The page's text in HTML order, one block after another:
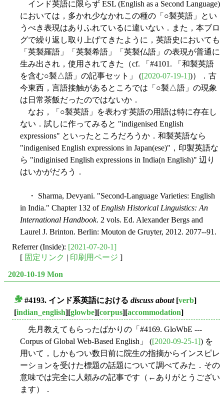
インド英語に限らず ESL (English as a Second Language)
においては，多かれ少なかれこの種の「○製英語」とい
うべき表現はありふれているに違いない．また，本ブロ
グで繰り返し取り上げてきたように，英語史においても
「英製羅語」「英製希語」「英製仏語」の表現が普通に
生み出され，使用されてきた（cf. 「#4101. 「和製英語
を含む○製△語」の記事セット」 ([2020-07-19-1])）．古
今東西，言語接触があるところでは「○製△語」の現象
は日常茶飯だったのではないか．
なお，「○製英語」を表わす英語の用語は特に存在し
ない．試しに作ってみると "indigenised English
expressions" といったところだろうか．和製英語なら
"indigenised English expressions in Japan(ese)"，印製英語な
ら "indiginised English expressions in India(n English)" 辺り
はいかがだろう．
・ Sharma, Devyani. "Second-Language Varieties: English
in India." Chapter 132 of English Historical Linguistics: An
International Handbook. 2 vols. Ed. Alexander Bergs and
Laurel J. Brinton. Berlin: Mouton de Gruyter, 2012. 2077--91.
Referrer (Inside): [2021-07-20-1]
[ 固定リンク | 印刷用ページ ]
2020-10-19 Mon
#4193. インド系英語における discuss about[verb]
[indian_english][glowbe][corpus][accommodation]
先月教えてもらったばかりの「#4169. GloWbE ---
Corpus of Global Web-Based English」 ([2020-09-25-1]) を
用いて，しかもつい数日前に院生の指摘からインスピレ
ーションを受けた標題の話題について調べてみた．その
意味では完全に人頼みの記事です（←ありがとうござい
ます）．